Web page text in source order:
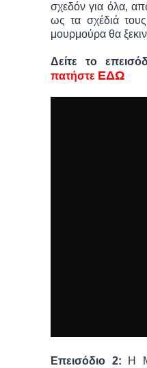
σχεδόν για όλα,
ως τα σχέδιά
μουρμούρα θα
Δείτε το
πατήστε ΕΔΩ
Επεισόδιο 2: Η